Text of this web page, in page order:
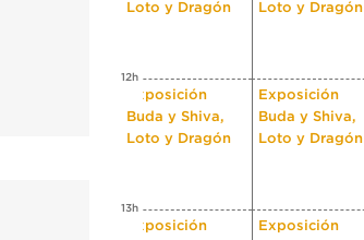
Loto y Dragón
Loto y Dragón
12h
Exposición
Buda y Shiva,
Loto y Dragón
Exposición
Buda y Shiva,
Loto y Dragón
13h
Exposición
Exposición